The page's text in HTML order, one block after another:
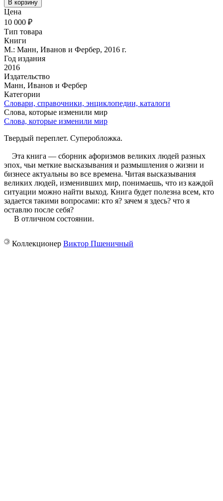
В корзину
Цена
10 000 ₽
Тип товара
Книги
М.: Манн, Иванов и Фербер, 2016 г.
Год издания
2016
Издательство
Манн, Иванов и Фербер
Категории
Словари, справочники, энциклопедии, каталоги
Слова, которые изменили мир
Слова, которые изменили мир
Твердый переплет. Суперобложка.
Эта книга — сборник афоризмов великих людей разных
эпох, чьи меткие высказывания и размышления о жизни и
бизнесе актуальны во все времена. Читая высказывания
великих людей, изменивших мир, понимаешь, что из каждой
ситуации можно найти выход. Книга будет полезна всем, кто
задается такими вопросами: кто я? зачем я здесь? что я
оставлю после себя?
В отличном состоянии.
© Коллекционер Виктор Пшеничный